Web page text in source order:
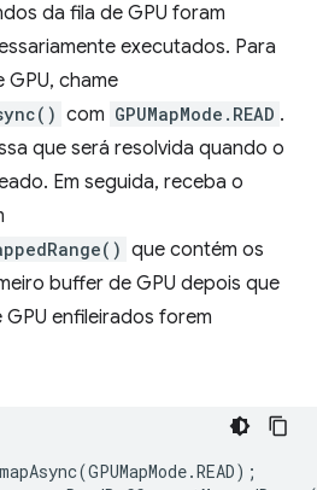
da fila de GPU foram
executados. Para
chame
com GPUMapMode.READ .
que será resolvida quando o
Em seguida, receba o
que contém os
buffer de GPU depois que
enfileirados forem
mapAsync(GPUMapMode.READ);